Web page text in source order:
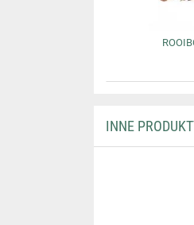
INNE